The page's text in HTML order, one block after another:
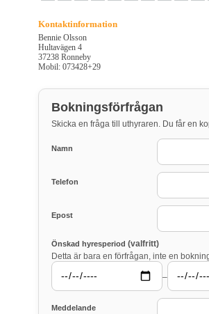
Kontaktinformation
Bennie Olsson
Hultavägen 4
37238 Ronneby
Mobil: 073428+29
Bokningsförfrågan
Skicka en fråga till uthyraren. Du får en
Namn
Telefon
Epost
Önskad hyresperiod (valfritt)
Detta är bara en förfrågan, inte en
–
Meddelande